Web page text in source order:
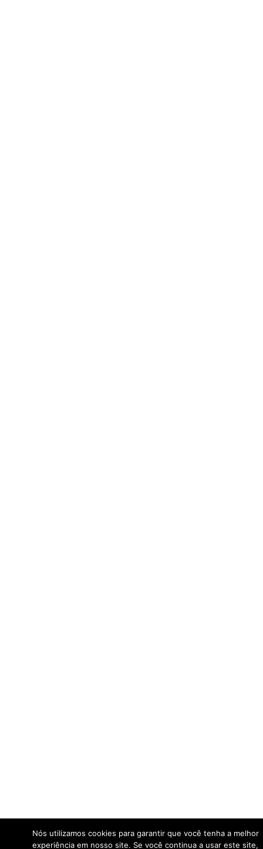
Nós utilizamos cookies para garantir que você tenha a melhor
experiência em nosso site. Se você continua a usar este site,